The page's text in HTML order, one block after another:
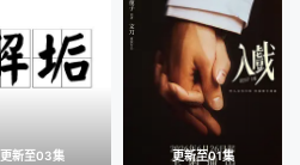
更新至03集 更新至01集